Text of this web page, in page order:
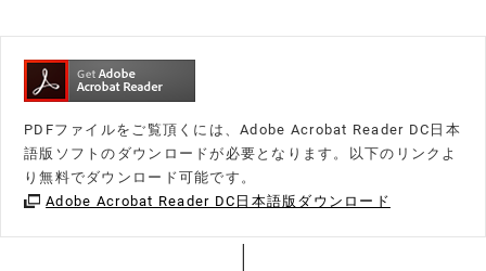
PDFファイルをご覧頂くには、Adobe Acrobat Reader DC日本
語版ソフトのダウンロードが必要となります。以下のリンクよ
り無料でダウンロード可能です。
Adobe Acrobat Reader DC日本語版ダウンロード